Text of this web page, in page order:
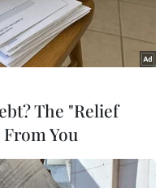
The "Relief
You